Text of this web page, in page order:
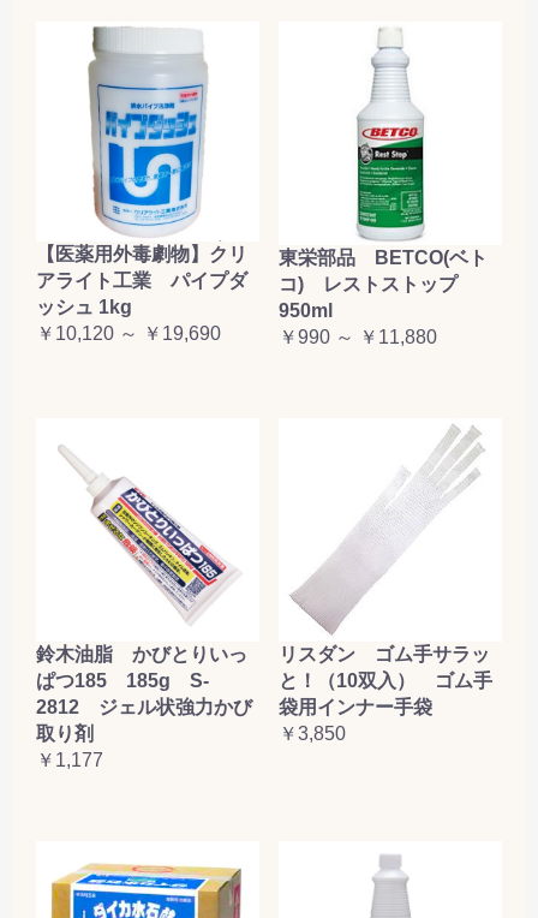
【医薬用外毒劇物】クリ
アライト工業 パイプダ
ッシュ 1kg
￥10,120 ～ ￥19,690
東栄部品 BETCO(ベト
コ) レストストップ
950ml
￥990 ～ ￥11,880
鈴木油脂 かびとりいっ
ぱつ185 185g S-
2812 ジェル状強力かび
取り剤
￥1,177
リスダン ゴム手サラッ
と！（10双入） ゴム手
袋用インナー手袋
￥3,850